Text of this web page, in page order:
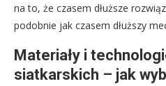
na to, że czasem dłuższe
podobnie jak czasem dłuższy
Materiały i
siatkarskich – jak